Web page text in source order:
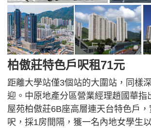
柏傲莊特色戶呎租71元
距離大學站僅3個站的大圍站，同樣
迎。中原地產分區營業經理趙國華指
屋苑柏傲莊6B座高層連天台特色戶
呎，採1房間隔，獲一名內地女學生